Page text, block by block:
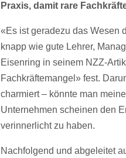
Praxis, damit rare
«Es ist geradezu das Wesen
knapp wie gute Lehrer,
Eisenring in seinem NZZ-
Fachkräftemangel» fest.
charmiert – könnte man
Unternehmen scheinen den
verinnerlicht zu haben.
Nachfolgend und abgeleitet